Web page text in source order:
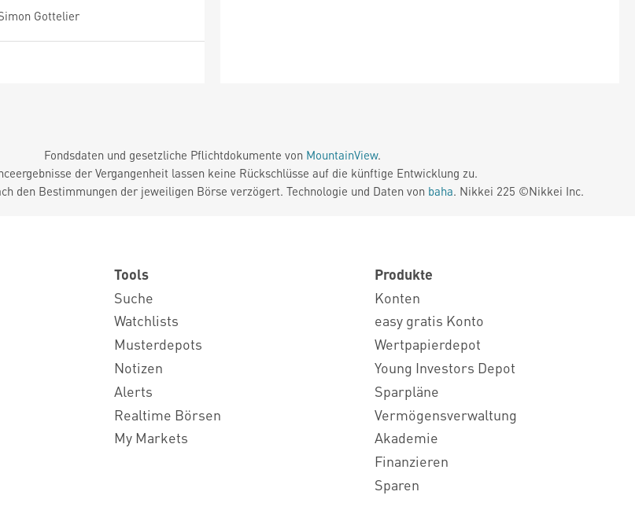
Gottelier
Fondsdaten und gesetzliche Pflichtdokumente von MountainView.
der Vergangenheit lassen keine Rückschlüsse auf die künftige Entwicklung zu.
den Bestimmungen der jeweiligen Börse verzögert. Technologie und Daten von baha. Nikkei 225 ©Nikkei Inc.
Tools
Suche
Watchlists
Musterdepots
Notizen
Alerts
Realtime Börsen
My Markets
Produkte
Konten
easy gratis Konto
Wertpapierdepot
Young Investors Depot
Sparpläne
Vermögensverwaltung
Akademie
Finanzieren
Sparen